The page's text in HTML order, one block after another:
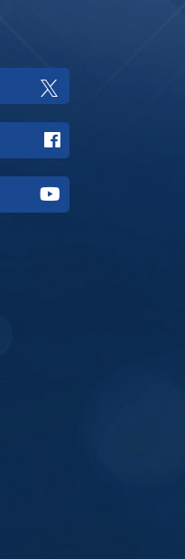
a
Twitter
a
Facebook